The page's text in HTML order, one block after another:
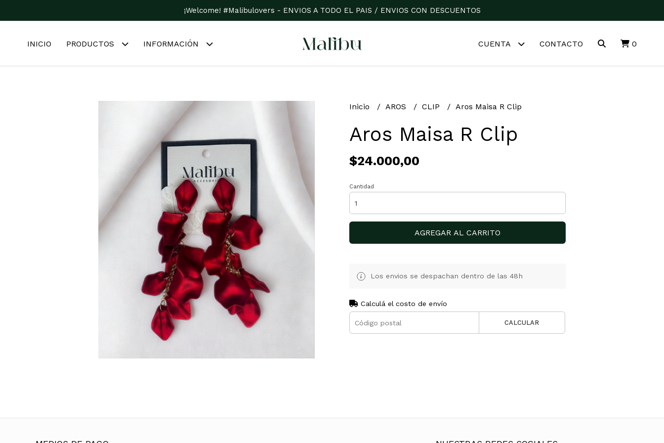
¡Welcome! #Malibulovers - ENVIOS A TODO EL PAIS / ENVIOS CON DESCUENTOS
INICIO PRODUCTOS INFORMACIÓN CUENTA CONTACTO 0
Inicio AROS CLIP Aros Maisa R Clip
Aros Maisa R Clip
$24.000,00
Cantidad
AGREGAR AL CARRITO
Los envios se despachan dentro de las 48h
Calculá el costo de envío
CALCULAR